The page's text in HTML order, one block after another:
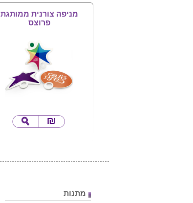
מניפה צורנית ממותגת
פרוצס
מתנות